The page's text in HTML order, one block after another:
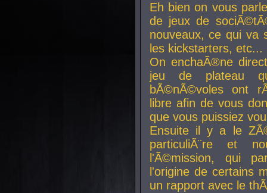
Eh bien on vous
de jeux de
nouveaux, ce qui va
les kickstarters, etc...
On enchaÃ®ne
jeu de plateau
bÃ©nÃ©voles ont
libre afin de vous
que vous puissiez
Ensuite il y a le
particuliÃ¨re et
l'Ã©mission, qui
l'origine de certains
un rapport avec le